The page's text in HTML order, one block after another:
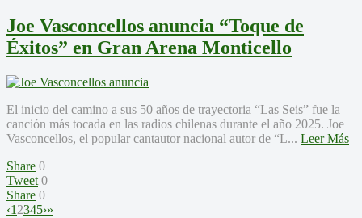
Joe Vasconcellos anuncia “Toque de
Éxitos” en Gran Arena Monticello
El inicio del camino a sus 50 años de trayectoria “Las Seis” fue la
canción más tocada en las radios chilenas durante el año 2025. Joe
Vasconcellos, el popular cantautor nacional autor de “L... Leer Más
Share 0
Tweet 0
Share 0
‹1 2345›»